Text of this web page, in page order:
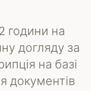
години на
догляду за
на базі
документів